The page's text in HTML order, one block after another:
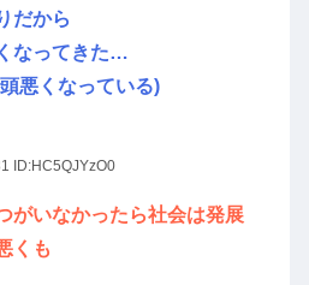
だから
なってきた…
悪くなっている)
ID:HC5QJYzO0
がいなかったら社会は発展
くも